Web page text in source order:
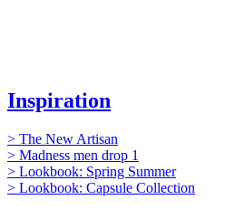
Inspiration
> The New Artisan
> Madness men drop 1
> Lookbook: Spring Summer
> Lookbook: Capsule Collection